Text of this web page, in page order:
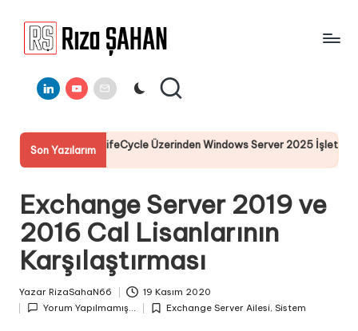
a
Ş
A
H
A
N
Bilgi
Paylaşım
LinkedinYoutube
E-
Mail
Son Yazılarım
I-DRAC LifeCycle Üzerinden Windows Server 2025 İşletim Sistemi
2025
Exchange Server 2019 ve
2016 Cal Lisanlarının
Karşılaştırması
by
Yazar RizaSahaN66
19 Kasım 2020
Yorum Yapılmamış...
Posted
Exchange Server Ailesi,Sistem